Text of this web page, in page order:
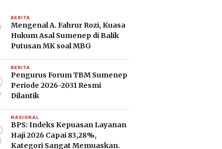
BERITA
Mengenal A. Fahrur Rozi, Kuasa
Hukum Asal Sumenep di Balik
Putusan MK soal MBG
BERITA
Pengurus Forum TBM Sumenep
Periode 2026-2031 Resmi
Dilantik
NASIONAL
BPS: Indeks Kepuasan Layanan
Haji 2026 Capai 83,28%,
Kategori Sangat Memuaskan.